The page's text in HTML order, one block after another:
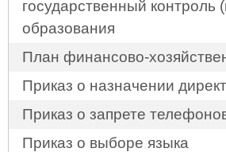
государственный контроль
образования
План финансово-
Приказ о назначении
Приказ о запрете
Приказ о выборе языка